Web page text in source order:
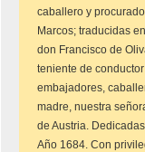
caballero y
Marcos; traducidas
don Francisco de
teniente de
embajadores,
madre, nuestra
de Austria.
Año 1684. Con